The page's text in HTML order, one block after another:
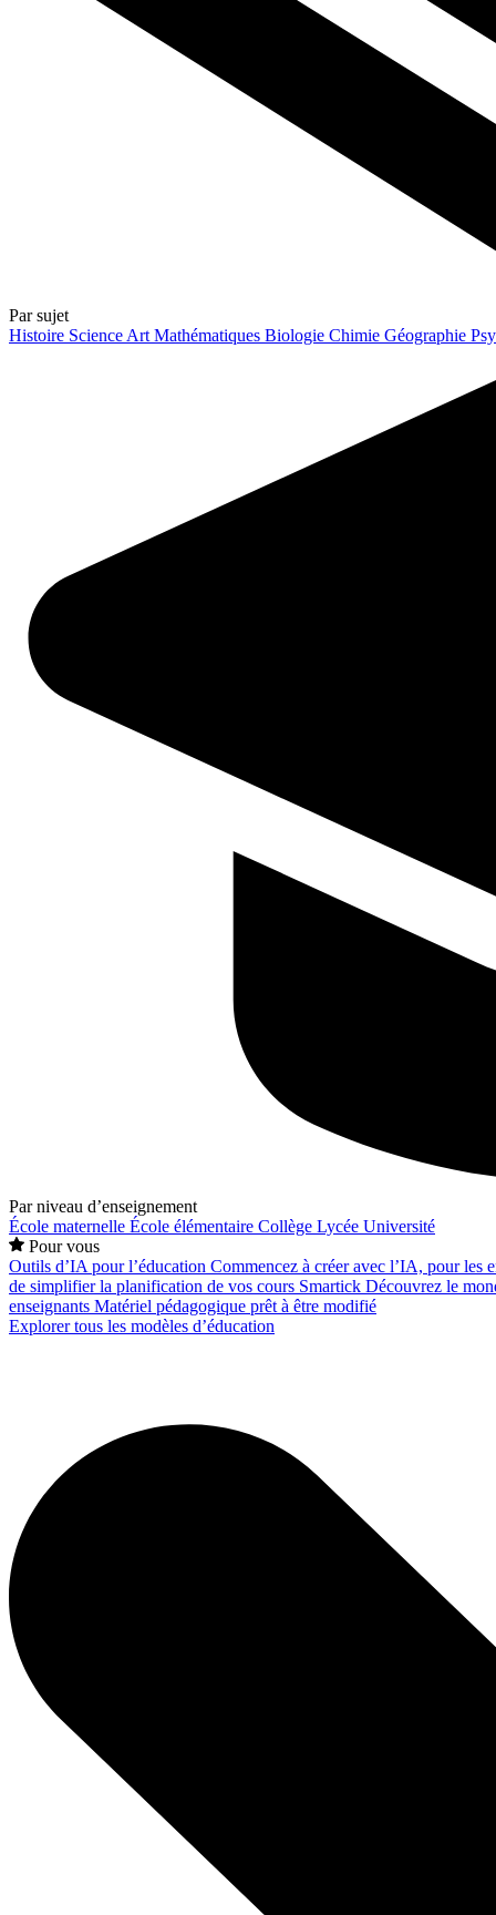
Par sujet
Histoire Science Art Mathématiques Biologie Chimie Géographie
Par niveau d’enseignement
École maternelle École élémentaire Collège Lycée Université
Pour vous
Outils d’IA pour l’éducation Commencez à créer avec l’IA, pour les
de simplifier la planification de vos cours Smartick Découvrez le
enseignants Matériel pédagogique prêt à être modifié
Explorer tous les modèles d’éducation